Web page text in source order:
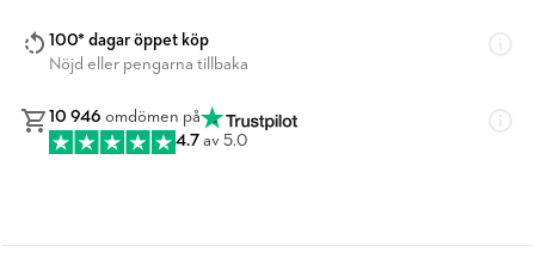
100* dagar öppet köp
Nöjd eller pengarna tillbaka
10 946 omdömen på
4.7 av 5.0